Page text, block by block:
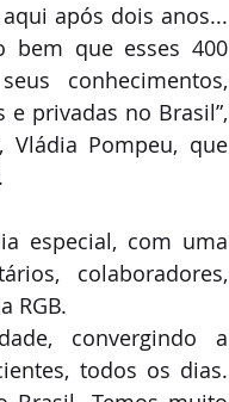
após dois anos...
bem que esses 400
conhecimentos,
privadas no Brasil”,
Vládia Pompeu, que
especial, com uma
colaboradores,
RGB.
convergindo a
todos os dias.